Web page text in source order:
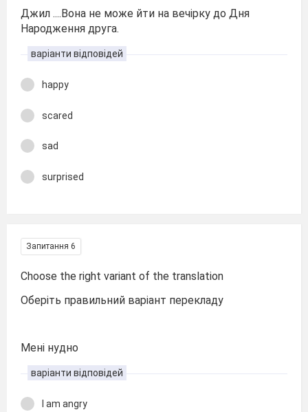
Джил ....Вона не може йти на вечірку до Дня
Народження друга.
варіанти відповідей
happy
scared
sad
surprised
Запитання 6
Сhoose the right variant of the translation
Оберіть правильний варіант перекладу
Мені нудно
варіанти відповідей
I am angry